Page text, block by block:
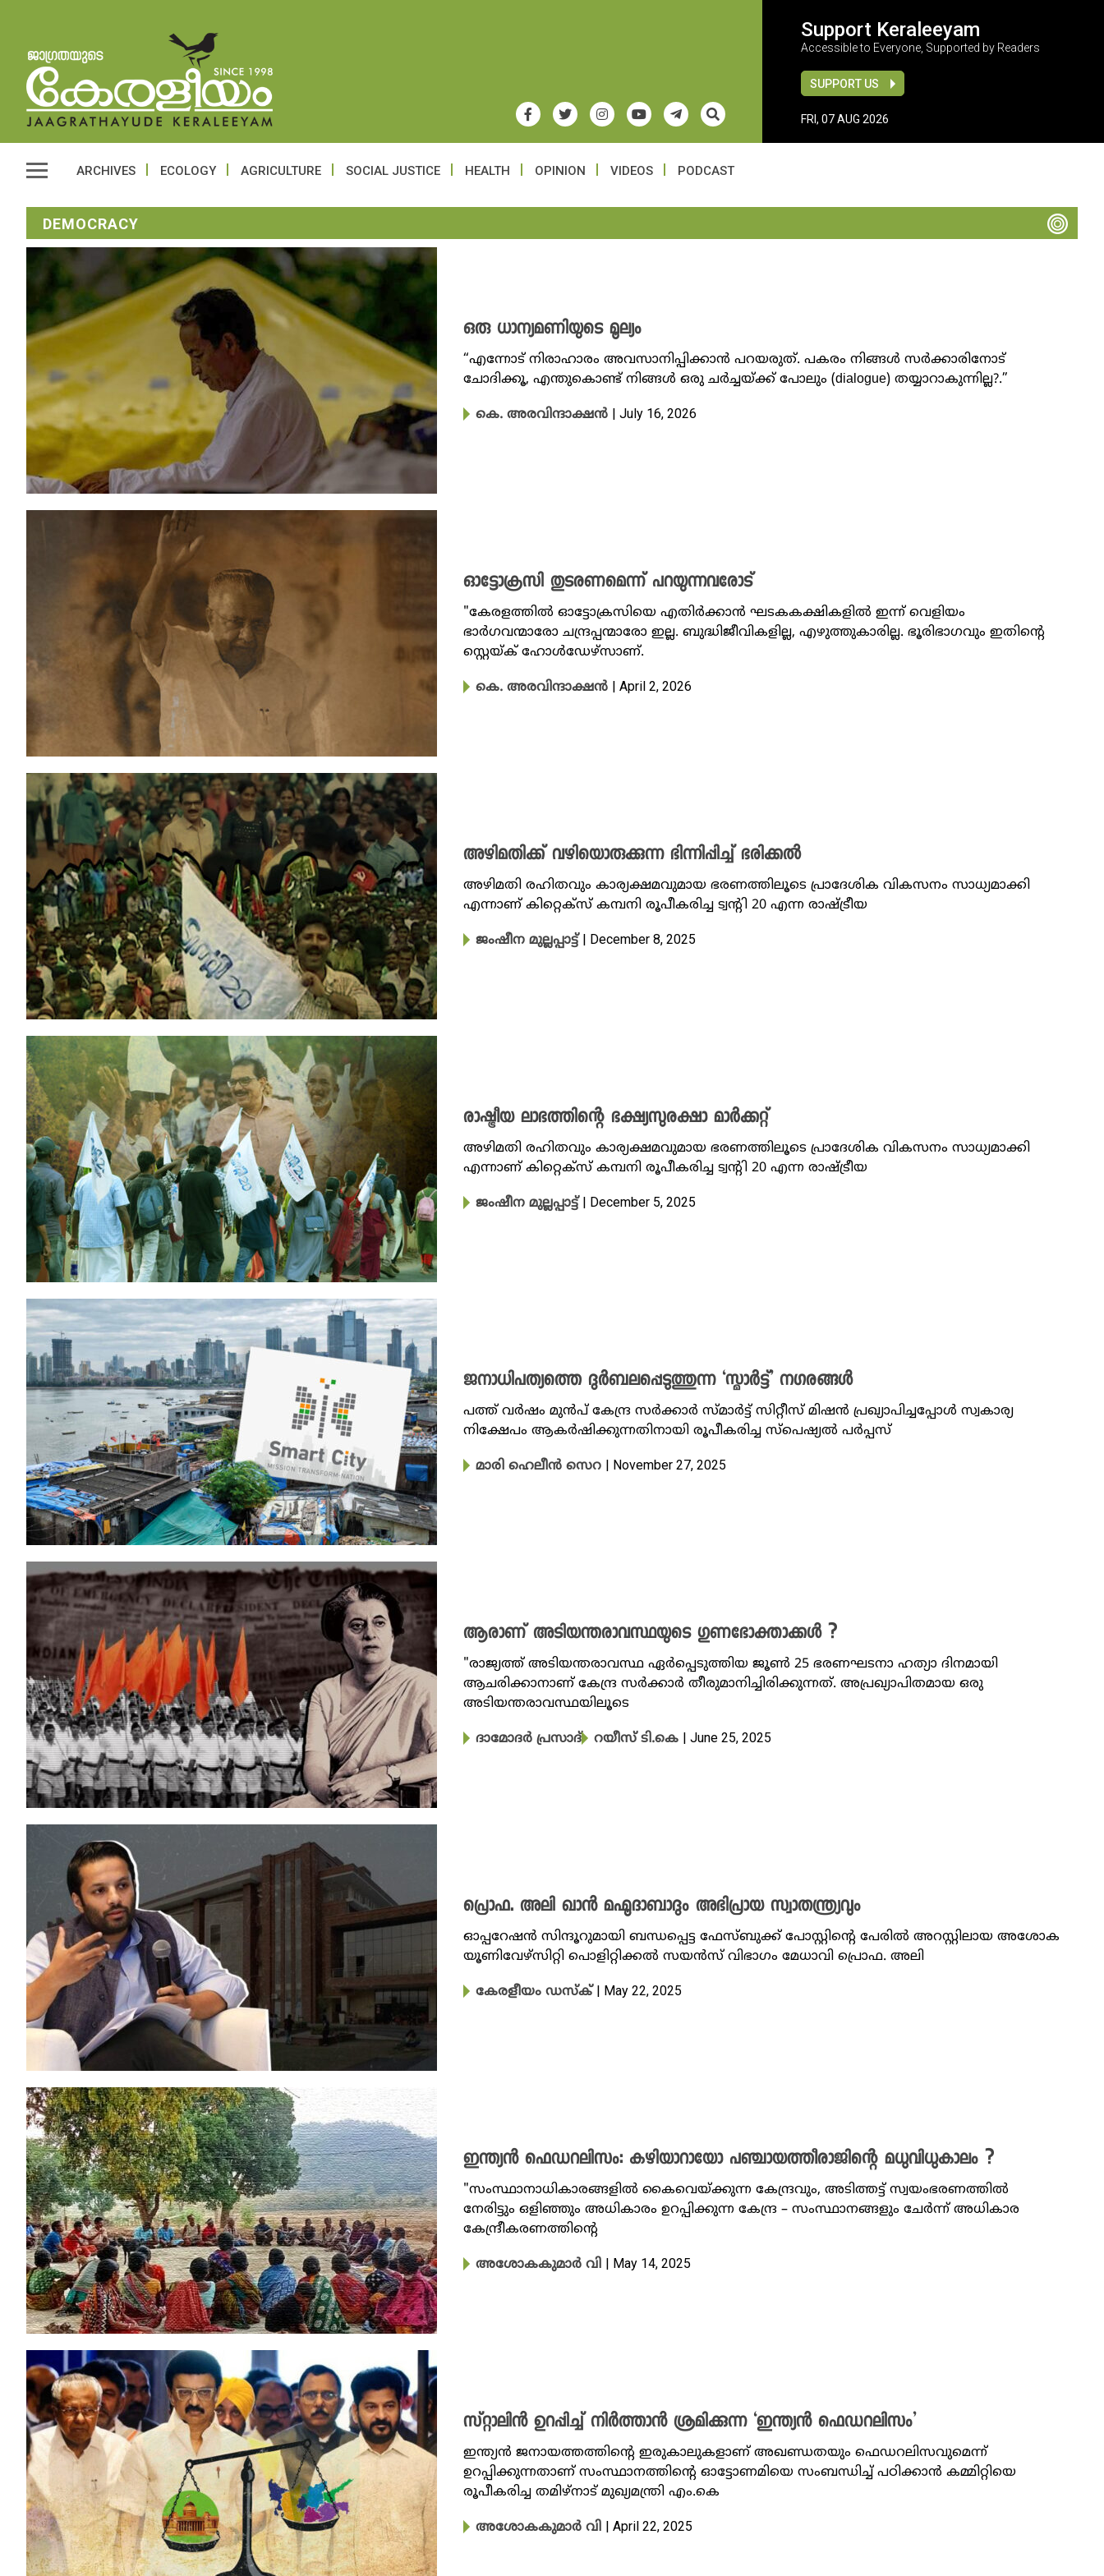
Support Keraleeyam
Accessible to Everyone, Supported by Readers
SUPPORT US
FRI, 07 AUG 2026
ARCHIVES ECOLOGY AGRICULTURE SOCIAL JUSTICE HEALTH OPINION VIDEOS PODCAST
DEMOCRACY
ഒരു ധാന്യമണിയുടെ മൂല്യം
“എന്നോട് നിരാഹാരം അവസാനിപ്പിക്കാൻ പറയരുത്. പകരം നിങ്ങൾ സർക്കാരിനോട്
ചോദിക്കൂ, എന്തുകൊണ്ട് നിങ്ങൾ ഒരു ചർച്ചയ്ക്ക് പോലും (dialogue) തയ്യാറാകുന്നില്ല?.”
കെ. അരവിന്ദാക്ഷൻ | July 16, 2026
ഓട്ടോക്രസി തുടരണമെന്ന് പറയുന്നവരോട്
"കേരളത്തിൽ ഓട്ടോക്രസിയെ എതിർക്കാൻ ഘടകകക്ഷികളിൽ ഇന്ന് വെളിയം
ഭാർഗവന്മാരോ ചന്ദ്രപ്പന്മാരോ ഇല്ല. ബുദ്ധിജീവികളില്ല, എഴുത്തുകാരില്ല. ഭൂരിഭാഗവും ഇതിന്റെ
സ്റ്റെയ്ക് ഹോൾഡേഴ്സാണ്.
കെ. അരവിന്ദാക്ഷൻ | April 2, 2026
അഴിമതിക്ക് വഴിയൊരുക്കുന്ന ഭിന്നിപ്പിച്ച് ഭരിക്കൽ
അഴിമതി രഹിതവും കാര്യക്ഷമവുമായ ഭരണത്തിലൂടെ പ്രാദേശിക വികസനം സാധ്യമാക്കി
എന്നാണ് കിറ്റെക്സ് കമ്പനി രൂപീകരിച്ച ട്വന്റി 20 എന്ന രാഷ്ട്രീയ
ജംഷീന മുല്ലപ്പാട്ട് | December 8, 2025
രാഷ്ട്രീയ ലാഭത്തിന്റെ ഭക്ഷ്യസുരക്ഷാ മാർക്കറ്റ്
അഴിമതി രഹിതവും കാര്യക്ഷമവുമായ ഭരണത്തിലൂടെ പ്രാദേശിക വികസനം സാധ്യമാക്കി
എന്നാണ് കിറ്റെക്സ് കമ്പനി രൂപീകരിച്ച ട്വന്റി 20 എന്ന രാഷ്ട്രീയ
ജംഷീന മുല്ലപ്പാട്ട് | December 5, 2025
ജനാധിപത്യത്തെ ദുർബലപ്പെടുത്തുന്ന ‘സ്മാർട്ട്’ നഗരങ്ങൾ
പത്ത് വർഷം മുൻപ് കേന്ദ്ര സർക്കാർ സ്മാർട്ട് സിറ്റീസ് മിഷൻ പ്രഖ്യാപിച്ചപ്പോൾ സ്വകാര്യ
നിക്ഷേപം ആകർഷിക്കുന്നതിനായി രൂപീകരിച്ച സ്പെഷ്യൽ പർപ്പസ്
മാരി ഹെലീൻ സെറ | November 27, 2025
ആരാണ് അടിയന്തരാവസ്ഥയുടെ ഗുണഭോക്താക്കൾ ?
"രാജ്യത്ത് അടിയന്തരാവസ്ഥ ഏർപ്പെടുത്തിയ ജൂൺ 25 ഭരണഘടനാ ഹത്യാ ദിനമായി
ആചരിക്കാനാണ് കേന്ദ്ര സ‍ർക്കാ‍ർ തീരുമാനിച്ചിരിക്കുന്നത്. അപ്രഖ്യാപിതമായ ഒരു
അടിയന്തരാവസ്ഥയിലൂടെ
ദാമോദർ പ്രസാദ് റയീസ് ടി.കെ | June 25, 2025
പ്രൊഫ. അലി ഖാൻ മഹ്മൂദാബാദും അഭിപ്രായ സ്വാതന്ത്ര്യവും
ഓപ്പറേഷൻ സിന്ദൂറുമായി ബന്ധപ്പെട്ട ഫേസ്ബുക്ക് പോസ്റ്റിന്റെ പേരിൽ അറസ്റ്റിലായ അശോക
യൂണിവേഴ്സിറ്റി പൊളിറ്റിക്കൽ സയൻസ് വിഭാഗം മേധാവി പ്രൊഫ. അലി
കേരളീയം ഡസ്ക് | May 22, 2025
ഇന്ത്യൻ ഫെഡറലിസം: കഴിയാറായോ പഞ്ചായത്തീരാജിന്റെ മധുവിധുകാലം ?
"സംസ്ഥാനാധികാരങ്ങളിൽ കൈവെയ്ക്കുന്ന കേന്ദ്രവും, അടിത്തട്ട് സ്വയംഭരണത്തിൽ
നേരിട്ടും ഒളിഞ്ഞും അധികാരം ഉറപ്പിക്കുന്ന കേന്ദ്ര – സംസ്ഥാനങ്ങളും ചേർന്ന് അധികാര
കേന്ദ്രീകരണത്തിൻ്റെ
അശോകകുമാർ വി | May 14, 2025
സ്റ്റാലിൻ ഉറപ്പിച്ച് നിർത്താൻ ശ്രമിക്കുന്ന ‘ഇന്ത്യൻ ഫെഡറലിസം’
ഇന്ത്യൻ ജനായത്തത്തിൻ്റെ ഇരുകാലുകളാണ് അഖണ്ഡതയും ഫെഡറലിസവുമെന്ന്
ഉറപ്പിക്കുന്നതാണ് സംസ്ഥാനത്തിൻ്റെ ഓട്ടോണമിയെ സംബന്ധിച്ച് പഠിക്കാൻ കമ്മിറ്റിയെ
രൂപീകരിച്ച തമിഴ്നാട് മുഖ്യമന്ത്രി എം.കെ
അശോകകുമാർ വി | April 22, 2025